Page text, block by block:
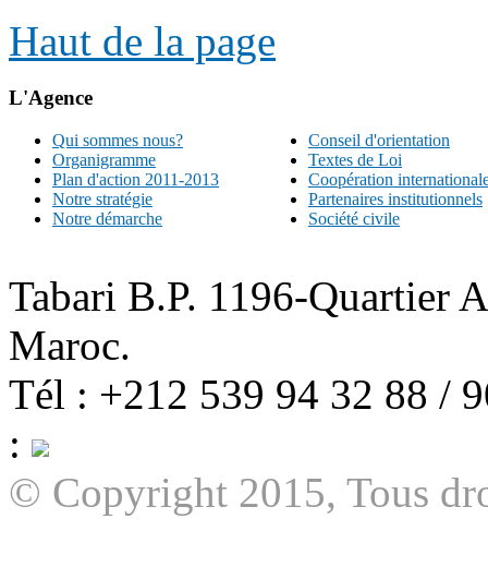
Haut de la page
L'Agence
Qui sommes nous?
Organigramme
Plan d'action 2011-2013
Notre stratégie
Notre démarche
Conseil d'orientation
Textes de Loi
Coopération
Partenaires institutionnels
Société civile
Tabari B.P. 1196-Quartier
Maroc.
Tél : +212 539 94 32 88 /
:
© Copyright 2015, Tous